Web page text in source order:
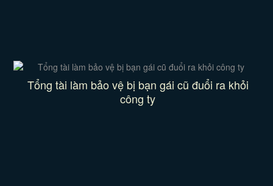
Tổng tài làm bảo vệ bị bạn gái cũ đuổi ra khỏi
công ty